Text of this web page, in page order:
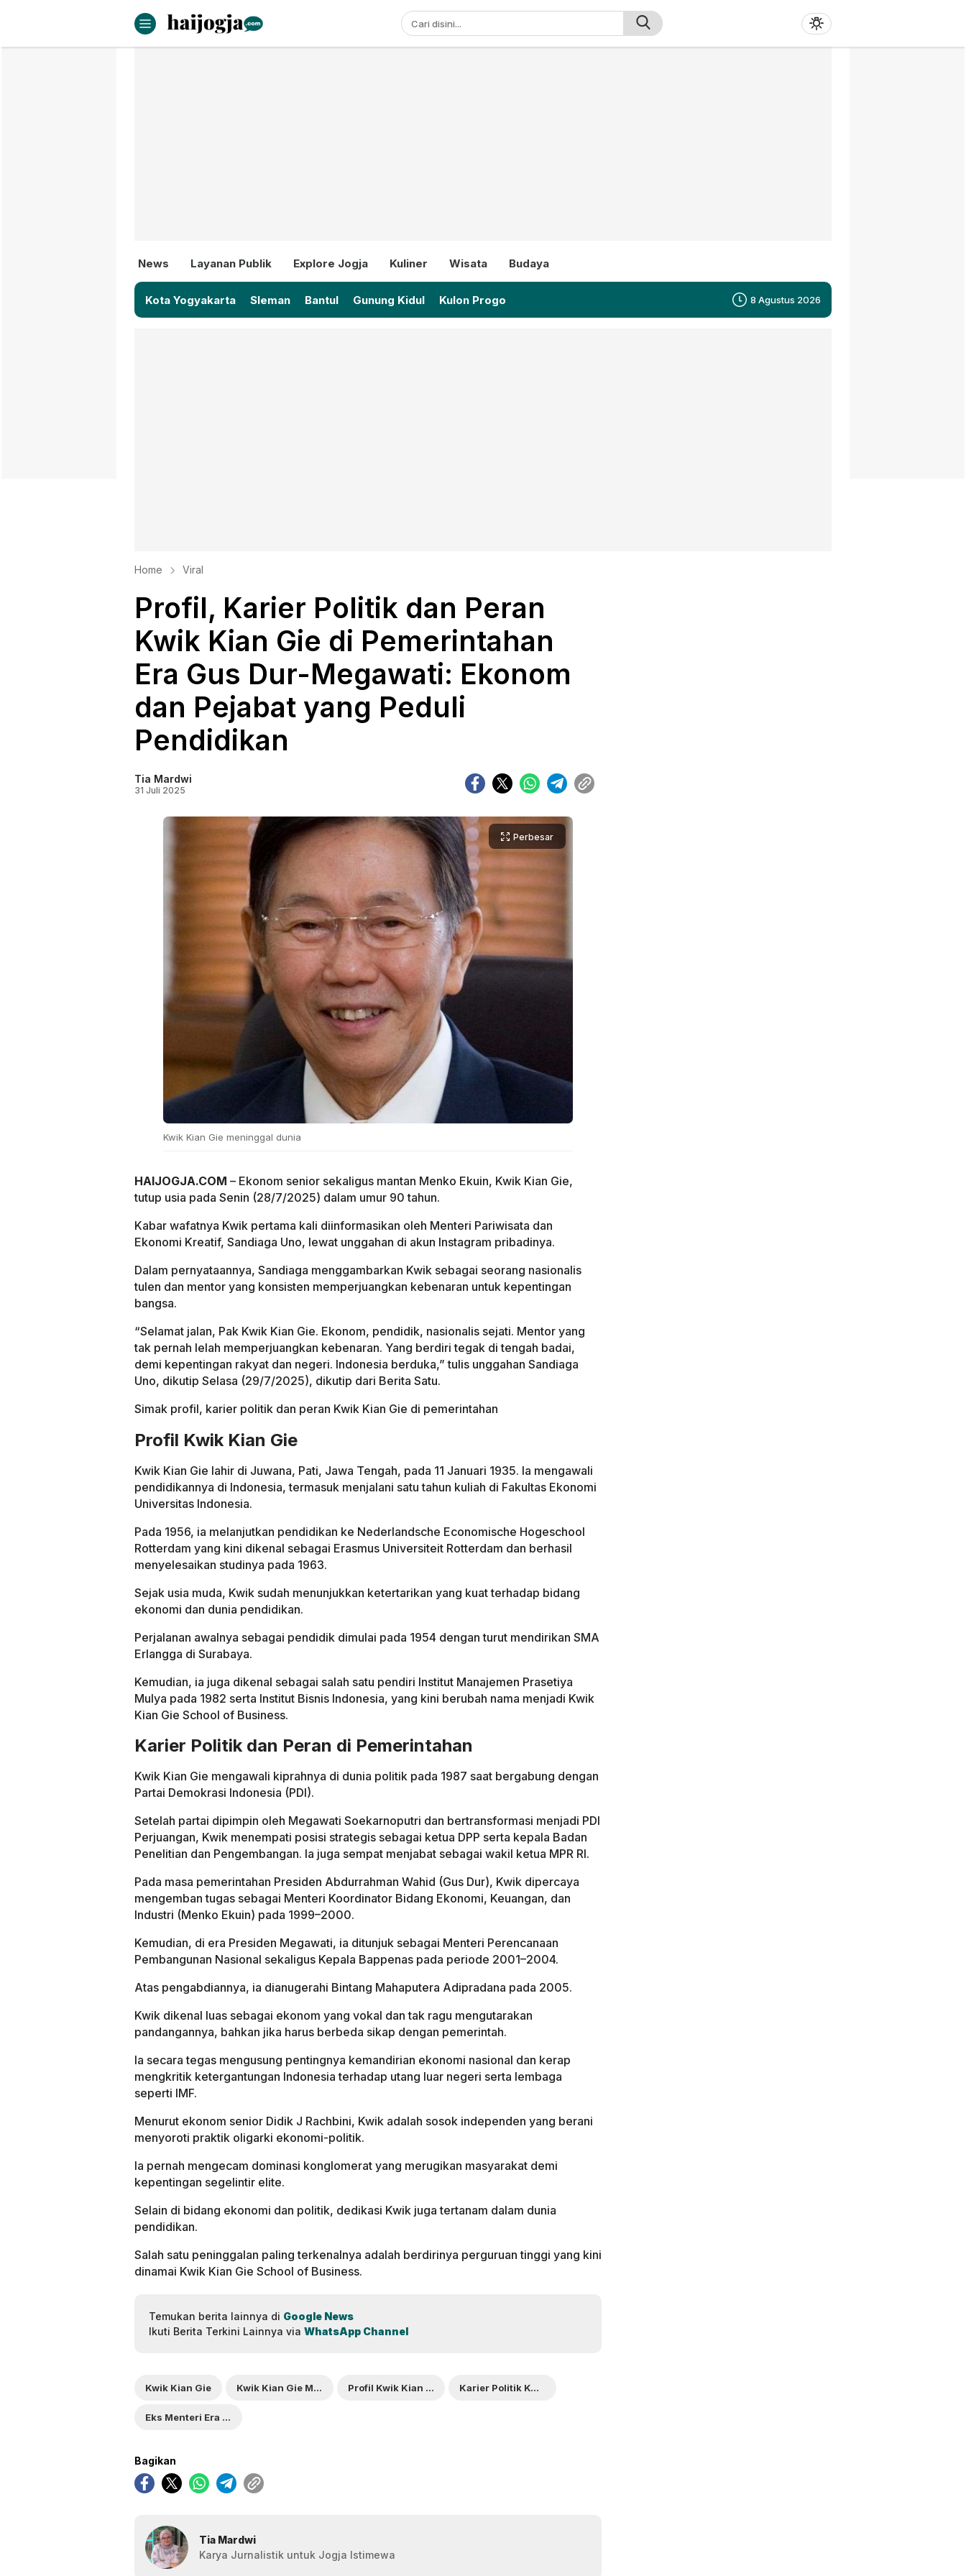
haijogja.com
Berita Jogja Terbaru dan Terkini
News Layanan Publik Explore Jogja Kuliner Wisata Budaya
Kota Yogyakarta Sleman Bantul Gunung Kidul Kulon Progo 8 Agustus 2026
Home Viral
Profil, Karier Politik dan Peran
Kwik Kian Gie di Pemerintahan
Era Gus Dur-Megawati: Ekonom
dan Pejabat yang Peduli
Pendidikan
Tia Mardwi
31 Juli 2025
Perbesar
Kwik Kian Gie meninggal dunia
HAIJOGJA.COM – Ekonom senior sekaligus mantan Menko Ekuin, Kwik Kian Gie,
tutup usia pada Senin (28/7/2025) dalam umur 90 tahun.
Kabar wafatnya Kwik pertama kali diinformasikan oleh Menteri Pariwisata dan
Ekonomi Kreatif, Sandiaga Uno, lewat unggahan di akun Instagram pribadinya.
Dalam pernyataannya, Sandiaga menggambarkan Kwik sebagai seorang nasionalis
tulen dan mentor yang konsisten memperjuangkan kebenaran untuk kepentingan
bangsa.
“Selamat jalan, Pak Kwik Kian Gie. Ekonom, pendidik, nasionalis sejati. Mentor yang
tak pernah lelah memperjuangkan kebenaran. Yang berdiri tegak di tengah badai,
demi kepentingan rakyat dan negeri. Indonesia berduka,” tulis unggahan Sandiaga
Uno, dikutip Selasa (29/7/2025), dikutip dari Berita Satu.
Simak profil, karier politik dan peran Kwik Kian Gie di pemerintahan
Profil Kwik Kian Gie
Kwik Kian Gie lahir di Juwana, Pati, Jawa Tengah, pada 11 Januari 1935. Ia mengawali
pendidikannya di Indonesia, termasuk menjalani satu tahun kuliah di Fakultas Ekonomi
Universitas Indonesia.
Pada 1956, ia melanjutkan pendidikan ke Nederlandsche Economische Hogeschool
Rotterdam yang kini dikenal sebagai Erasmus Universiteit Rotterdam dan berhasil
menyelesaikan studinya pada 1963.
Sejak usia muda, Kwik sudah menunjukkan ketertarikan yang kuat terhadap bidang
ekonomi dan dunia pendidikan.
Perjalanan awalnya sebagai pendidik dimulai pada 1954 dengan turut mendirikan SMA
Erlangga di Surabaya.
Kemudian, ia juga dikenal sebagai salah satu pendiri Institut Manajemen Prasetiya
Mulya pada 1982 serta Institut Bisnis Indonesia, yang kini berubah nama menjadi Kwik
Kian Gie School of Business.
Karier Politik dan Peran di Pemerintahan
Kwik Kian Gie mengawali kiprahnya di dunia politik pada 1987 saat bergabung dengan
Partai Demokrasi Indonesia (PDI).
Setelah partai dipimpin oleh Megawati Soekarnoputri dan bertransformasi menjadi PDI
Perjuangan, Kwik menempati posisi strategis sebagai ketua DPP serta kepala Badan
Penelitian dan Pengembangan. Ia juga sempat menjabat sebagai wakil ketua MPR RI.
Pada masa pemerintahan Presiden Abdurrahman Wahid (Gus Dur), Kwik dipercaya
mengemban tugas sebagai Menteri Koordinator Bidang Ekonomi, Keuangan, dan
Industri (Menko Ekuin) pada 1999–2000.
Kemudian, di era Presiden Megawati, ia ditunjuk sebagai Menteri Perencanaan
Pembangunan Nasional sekaligus Kepala Bappenas pada periode 2001–2004.
Atas pengabdiannya, ia dianugerahi Bintang Mahaputera Adipradana pada 2005.
Kwik dikenal luas sebagai ekonom yang vokal dan tak ragu mengutarakan
pandangannya, bahkan jika harus berbeda sikap dengan pemerintah.
Ia secara tegas mengusung pentingnya kemandirian ekonomi nasional dan kerap
mengkritik ketergantungan Indonesia terhadap utang luar negeri serta lembaga
seperti IMF.
Menurut ekonom senior Didik J Rachbini, Kwik adalah sosok independen yang berani
menyoroti praktik oligarki ekonomi-politik.
Ia pernah mengecam dominasi konglomerat yang merugikan masyarakat demi
kepentingan segelintir elite.
Selain di bidang ekonomi dan politik, dedikasi Kwik juga tertanam dalam dunia
pendidikan.
Salah satu peninggalan paling terkenalnya adalah berdirinya perguruan tinggi yang kini
dinamai Kwik Kian Gie School of Business.
Temukan berita lainnya di Google News
Ikuti Berita Terkini Lainnya via WhatsApp Channel
Kwik Kian Gie Kwik Kian Gie Meninggal Dunia Profil Kwik Kian Gie Karier Politik Kwik Kian Gie
Eks Menteri Era Gus Dur-Megawati
Bagikan
Tia Mardwi
Karya Jurnalistik untuk Jogja Istimewa